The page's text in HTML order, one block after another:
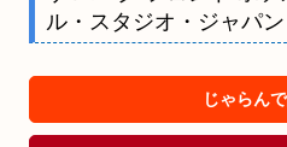
ル・スタジオ・ジャパン
じゃらん